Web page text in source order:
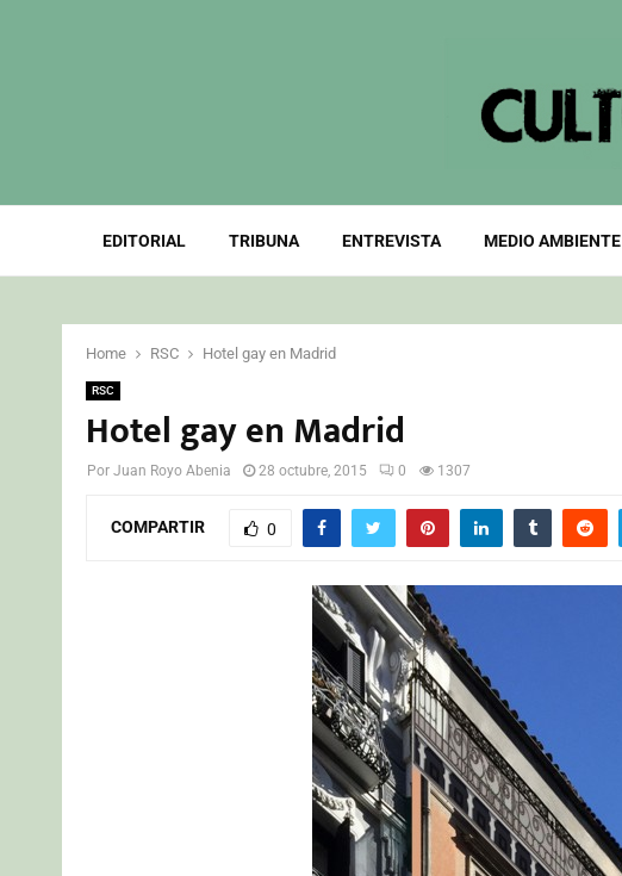
EDITORIAL TRIBUNA ENTREVISTA MEDIO AMBIENTE
Home RSC Hotel gay en Madrid
RSC
Hotel gay en Madrid
Por Juan Royo Abenia 28 octubre, 2015 0 1307
COMPARTIR 0